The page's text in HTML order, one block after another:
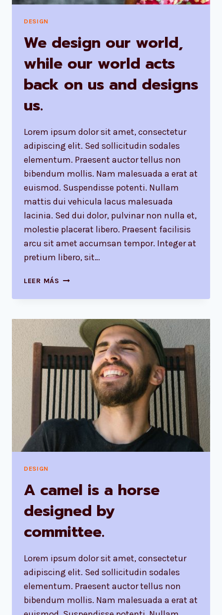
DESIGN
We design our world,
while our world acts
back on us and designs
us.
Lorem ipsum dolor sit amet, consectetur
adipiscing elit. Sed sollicitudin sodales
elementum. Praesent auctor tellus non
bibendum mollis. Nam malesuada a erat at
euismod. Suspendisse potenti. Nullam
mattis dui vehicula lacus malesuada
lacinia. Sed dui dolor, pulvinar non nulla et,
molestie placerat libero. Praesent facilisis
arcu sit amet accumsan tempor. Integer at
pretium libero, sit…
LEER MÁS WE
OUR
WHILE
OUR
WORLD
ACTS
BACK
ON
US
AND
DESIGNS
DESIGN
A camel is a horse
designed by
committee.
Lorem ipsum dolor sit amet, consectetur
adipiscing elit. Sed sollicitudin sodales
elementum. Praesent auctor tellus non
bibendum mollis. Nam malesuada a erat at